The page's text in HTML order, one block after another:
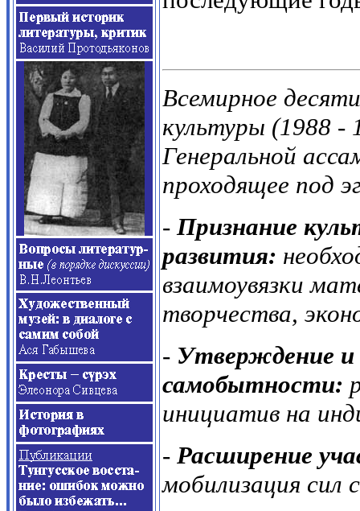
Всемирное
культуры (1988 -
Генеральной
проходящее под
-Признание
развития:
взаимоувязки
творчества,
- Утверждение и
самобытности:
инициатив на
- Расширение
мобилизация сил